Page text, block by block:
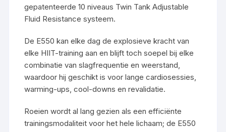
gepatenteerde 10 niveaus Twin Tank Adjustable
Fluid Resistance systeem.
De E550 kan elke dag de explosieve kracht van
elke HIIT-training aan en blijft toch soepel bij elke
combinatie van slagfrequentie en weerstand,
waardoor hij geschikt is voor lange cardiosessies,
warming-ups, cool-downs en revalidatie.
Roeien wordt al lang gezien als een efficiënte
trainingsmodaliteit voor het hele lichaam; de E550